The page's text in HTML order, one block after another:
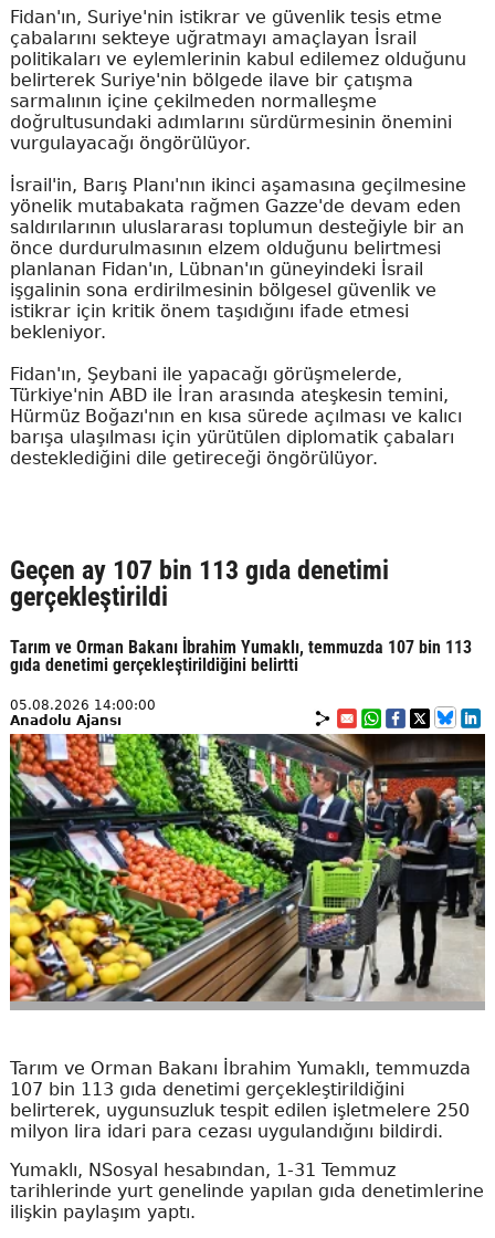
Fidan'ın, Suriye'nin istikrar ve güvenlik tesis etme
çabalarını sekteye uğratmayı amaçlayan İsrail
politikaları ve eylemlerinin kabul edilemez olduğunu
belirterek Suriye'nin bölgede ilave bir çatışma
sarmalının içine çekilmeden normalleşme
doğrultusundaki adımlarını sürdürmesinin önemini
vurgulayacağı öngörülüyor.
İsrail'in, Barış Planı'nın ikinci aşamasına geçilmesine
yönelik mutabakata rağmen Gazze'de devam eden
saldırılarının uluslararası toplumun desteğiyle bir an
önce durdurulmasının elzem olduğunu belirtmesi
planlanan Fidan'ın, Lübnan'ın güneyindeki İsrail
işgalinin sona erdirilmesinin bölgesel güvenlik ve
istikrar için kritik önem taşıdığını ifade etmesi
bekleniyor.
Fidan'ın, Şeybani ile yapacağı görüşmelerde,
Türkiye'nin ABD ile İran arasında ateşkesin temini,
Hürmüz Boğazı'nın en kısa sürede açılması ve kalıcı
barışa ulaşılması için yürütülen diplomatik çabaları
desteklediğini dile getireceği öngörülüyor.
Geçen ay 107 bin 113 gıda denetimi
gerçekleştirildi
Tarım ve Orman Bakanı İbrahim Yumaklı, temmuzda 107 bin 113
gıda denetimi gerçekleştirildiğini belirtti
05.08.2026 14:00:00
Anadolu Ajansı
Tarım ve Orman Bakanı İbrahim Yumaklı, temmuzda
107 bin 113 gıda denetimi gerçekleştirildiğini
belirterek, uygunsuzluk tespit edilen işletmelere 250
milyon lira idari para cezası uygulandığını bildirdi.
Yumaklı, NSosyal hesabından, 1-31 Temmuz
tarihlerinde yurt genelinde yapılan gıda denetimlerine
ilişkin paylaşım yaptı.